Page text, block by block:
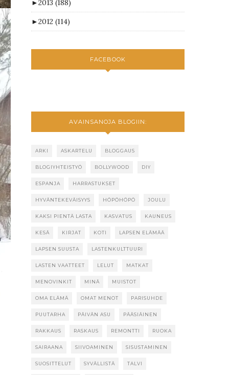
►2013 (188)
►2012 (114)
FACEBOOK
AVAINSANOJA BLOGIIN:
ARKI ASKARTELU BLOGGAUS
BLOGIYHTEISTYÖ BOLLYWOOD DIY
ESPANJA HARRASTUKSET
HYVÄNTEKEVÄISYYS HÖPÖHÖPÖ JOULU
KAKSI PIENTÄ LASTA KASVATUS KAUNEUS
KESÄ KIRJAT KOTI LAPSEN ELÄMÄÄ
LAPSEN SUUSTA LASTENKULTTUURI
LASTEN VAATTEET LELUT MATKAT
MENOVINKIT MINÄ MUISTOT
OMA ELÄMÄ OMAT MENOT PARISUHDE
PUUTARHA PÄIVÄN ASU PÄÄSIÄINEN
RAKKAUS RASKAUS REMONTTI RUOKA
SAIRAANA SIIVOAMINEN SISUSTAMINEN
SUOSITTELUT SYVÄLLISTÄ TALVI